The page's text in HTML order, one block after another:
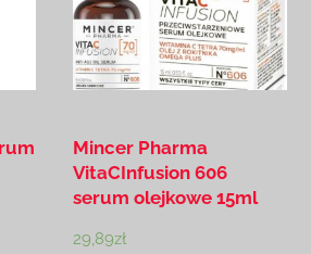
Mincer Pharma
VitaCInfusion 606
serum olejkowe 15ml
29,89zł